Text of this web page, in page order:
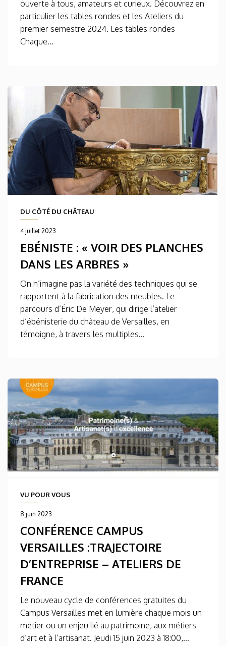
ouverte à tous, amateurs et curieux. Découvrez en
particulier les tables rondes et les Ateliers du
premier semestre 2024. Les tables rondes
Chaque...
DU CÔTÉ DU CHÂTEAU
4 juillet 2023
EBÉNISTE : « VOIR DES PLANCHES
DANS LES ARBRES »
On n’imagine pas la variété des techniques qui se
rapportent à la fabrication des meubles. Le
parcours d’Éric De Meyer, qui dirige l’atelier
d’ébénisterie du château de Versailles, en
témoigne, à travers les multiples...
VU POUR VOUS
8 juin 2023
CONFÉRENCE CAMPUS
VERSAILLES :TRAJECTOIRE
D’ENTREPRISE – ATELIERS DE
FRANCE
Le nouveau cycle de conférences gratuites du
Campus Versailles met en lumière chaque mois un
métier ou un enjeu lié au patrimoine, aux métiers
d’art et à l’artisanat. Jeudi 15 juin 2023 à 18:00,...